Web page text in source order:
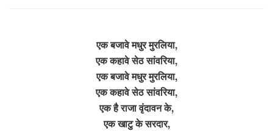
एक बजावे मधुर मुरलिया,
एक कहावे सेठ सांवरिया,
एक बजावे मधुर मुरलिया,
एक कहावे सेठ सांवरिया,
एक है राजा वृंदावन के,
एक खाटु के सरदार,